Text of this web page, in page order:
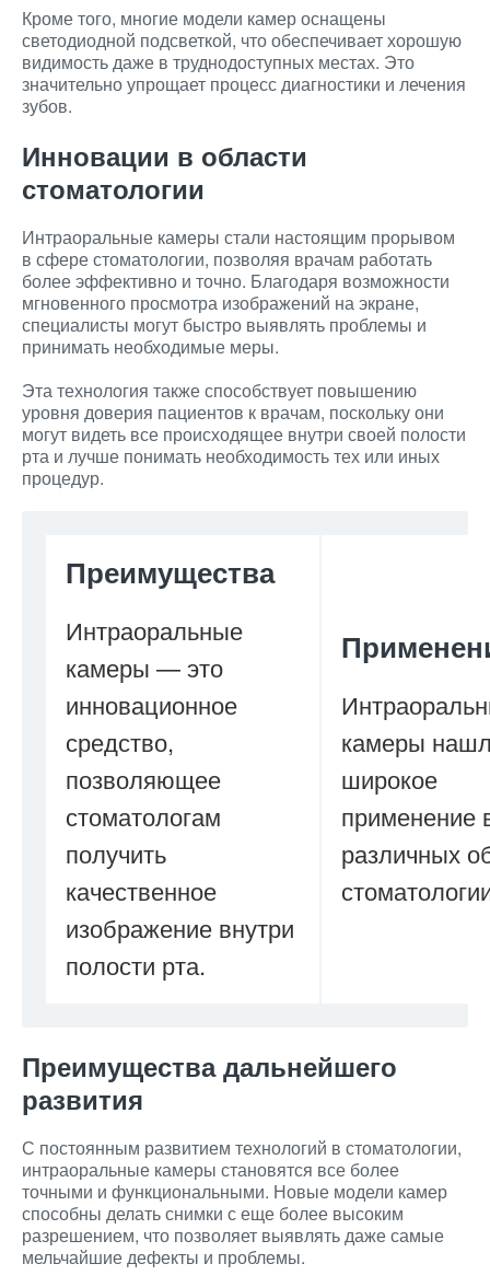
Кроме того, многие модели камер оснащены
светодиодной подсветкой, что обеспечивает хорошую
видимость даже в труднодоступных местах. Это
значительно упрощает процесс диагностики и лечения
зубов.
Инновации в области
стоматологии
Интраоральные камеры стали настоящим прорывом
в сфере стоматологии, позволяя врачам работать
более эффективно и точно. Благодаря возможности
мгновенного просмотра изображений на экране,
специалисты могут быстро выявлять проблемы и
принимать необходимые меры.
Эта технология также способствует повышению
уровня доверия пациентов к врачам, поскольку они
могут видеть все происходящее внутри своей полости
рта и лучше понимать необходимость тех или иных
процедур.
Преимущества
Интраоральные
камеры — это
инновационное
средство,
позволяющее
стоматологам
получить
качественное
изображение внутри
полости рта.
камеры
широкое
применение
различных
Преимущества дальнейшего
развития
С постоянным развитием технологий в стоматологии,
интраоральные камеры становятся все более
точными и функциональными. Новые модели камер
способны делать снимки с еще более высоким
разрешением, что позволяет выявлять даже самые
мельчайшие дефекты и проблемы.